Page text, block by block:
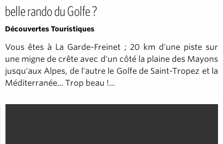
belle rando du Golfe ?
Découvertes Touristiques
Vous êtes à La Garde-Freinet ; 20 km d'une piste sur
une migne de crête avec d'un côté la plaine des Mayons
jusqu'aux Alpes, de l'autre le Golfe de Saint-Tropez et la
Méditerranée... Trop beau !...